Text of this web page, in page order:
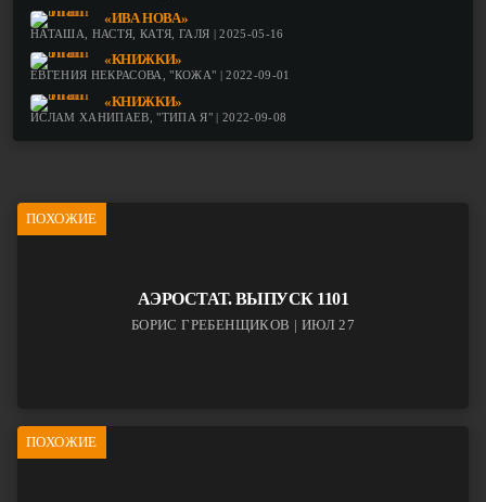
«ИВА НОВА»
НАТАША, НАСТЯ, КАТЯ, ГАЛЯ | 2025-05-16
«КНИЖКИ»
ЕВГЕНИЯ НЕКРАСОВА, "КОЖА" | 2022-09-01
«КНИЖКИ»
ИСЛАМ ХАНИПАЕВ, "ТИПА Я" | 2022-09-08
ПОХОЖИЕ
АЭРОСТАТ. ВЫПУСК 1101
БОРИС ГРЕБЕНЩИКОВ | ИЮЛ 27
ПОХОЖИЕ